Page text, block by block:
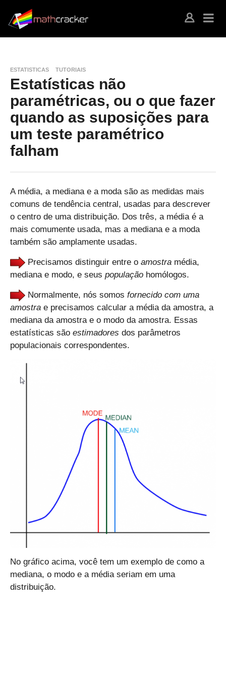
ESTATISTICAS TUTORIAIS
Estatísticas não
paramétricas, ou o que fazer
quando as suposições para
um teste paramétrico
falham
A média, a mediana e a moda são as medidas mais
comuns de tendência central, usadas para descrever
o centro de uma distribuição. Dos três, a média é a
mais comumente usada, mas a mediana e a moda
também são amplamente usadas.
Precisamos distinguir entre o amostra média,
mediana e modo, e seus população homólogos.
Normalmente, nós somos fornecido com uma
amostra e precisamos calcular a média da amostra, a
mediana da amostra e o modo da amostra. Essas
estatísticas são estimadores dos parâmetros
populacionais correspondentes.
No gráfico acima, você tem um exemplo de como a
mediana, o modo e a média seriam em uma
distribuição.